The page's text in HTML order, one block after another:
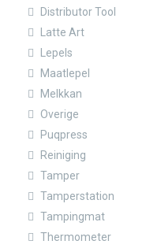
Distributor Tool
Latte Art
Lepels
Maatlepel
Melkkan
Overige
Puqpress
Reiniging
Tamper
Tamperstation
Tampingmat
Thermometer